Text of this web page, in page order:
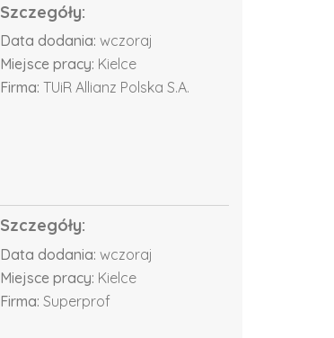
Szczegóły:
Data dodania: wczoraj
Miejsce pracy: Kielce
Firma: TUiR Allianz Polska S.A.
Szczegóły:
Data dodania: wczoraj
Miejsce pracy: Kielce
Firma: Superprof